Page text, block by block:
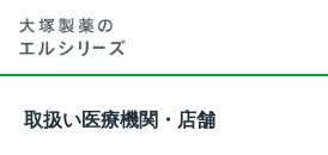
取扱い医療機関・店舗